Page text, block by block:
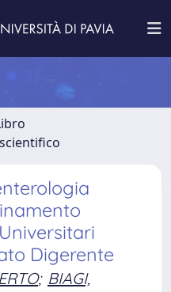
Digerente
; BIAGI,